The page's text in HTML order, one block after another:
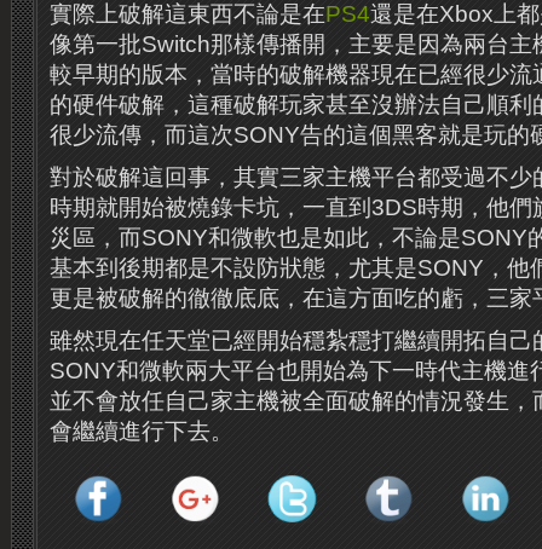
實際上破解這東西不論是在PS4還是在Xbox上
像第一批Switch那樣傳播開，主要是因為兩台主
較早期的版本，當時的破解機器現在已經很少流
的硬件破解，這種破解玩家甚至沒辦法自己順
很少流傳，而這次SONY告的這個黑客就是玩的
對於破解這回事，其實三家主機平台都受過不
時期就開始被燒錄卡坑，一直到3DS時期，他
災區，而SONY和微軟也是如此，不論是SONY
基本到後期都是不設防狀態，尤其是SONY，他
更是被破解的徹徹底底，在這方面吃的虧，三
雖然現在任天堂已經開始穩紮穩打繼續開拓自己
SONY和微軟兩大平台也開始為下一時代主機進
並不會放任自己家主機被全面破解的情況發生
會繼續進行下去。